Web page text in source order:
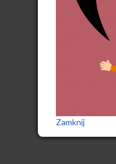
Zamknij